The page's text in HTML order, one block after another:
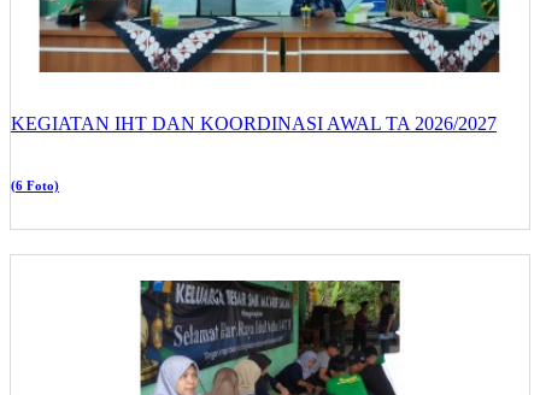
KEGIATAN IHT DAN KOORDINASI AWAL TA 2026/2027
(6 Foto)